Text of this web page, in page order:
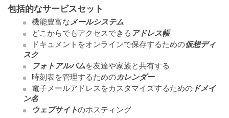
包括的なサービスセット
機能豊富なメールシステム
どこからでもアクセスできる アドレス帳
ドキュメントをオンラインで保存するための仮想ディ
スク
フォトアルバムを友達や家族と共有する
時刻表を管理するためのカレンダー
電子メールアドレスをカスタマイズするための ドメイ
ン名
ウェブサイトのホスティング